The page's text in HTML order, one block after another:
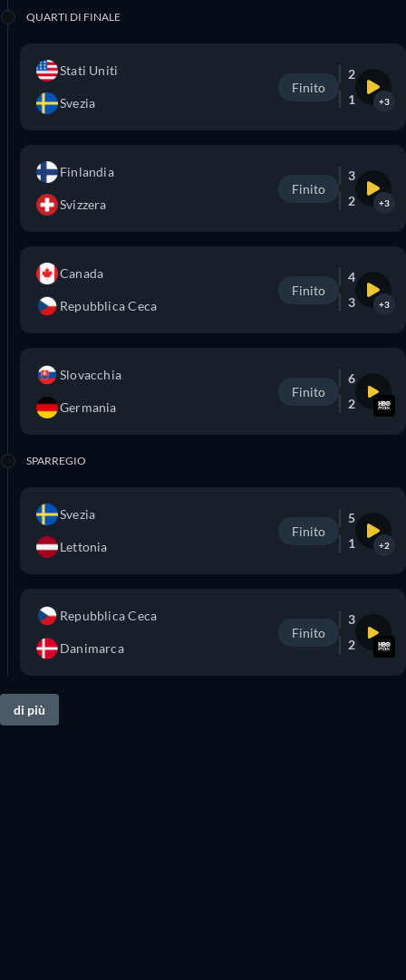
QUARTI DI FINALE
Stati Uniti
Svezia
Finito
2
1
+3
Finlandia
Svizzera
Finito
3
2
+3
Canada
Repubblica Ceca
Finito
4
3
+3
Slovacchia
Germania
Finito
6
2
SPARREGIO
Svezia
Lettonia
Finito
5
1
+2
Repubblica Ceca
Danimarca
Finito
3
2
di più